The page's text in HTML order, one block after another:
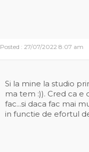
Posted : 27/07/2022 8:07 am
Si la mine la studio
ma tem :)). Cred ca
fac...si daca fac mai
in functie de efortul